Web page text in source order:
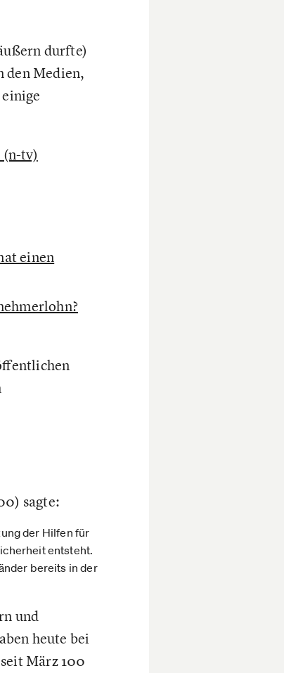
durfte)
den Medien,
tv)
einen
sagte:
der Hilfen für
entsteht.
bereits in der
und
heute bei
März 100